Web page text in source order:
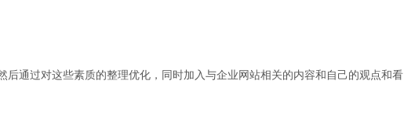
通过对这些素质的整理优化，同时加入与企业网站相关的内容和自己的观点和看